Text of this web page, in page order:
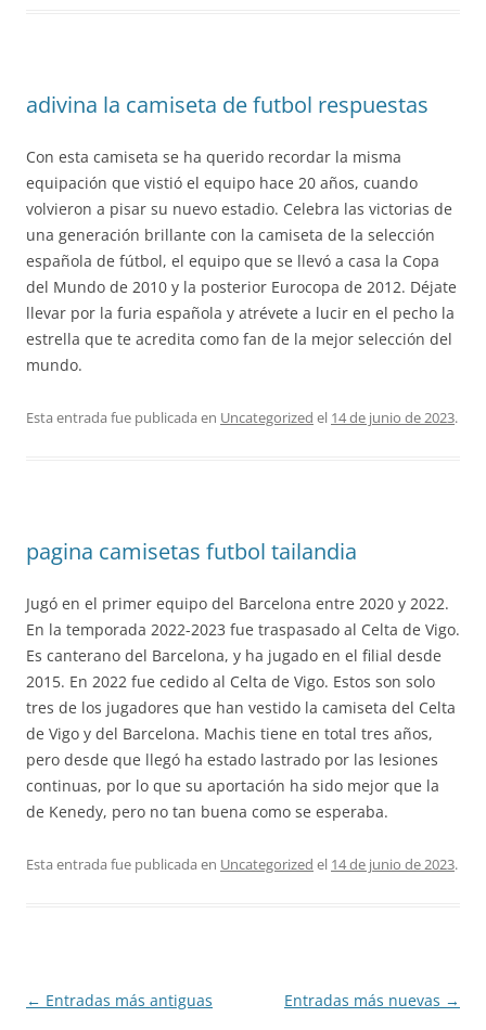
adivina la camiseta de futbol respuestas
Con esta camiseta se ha querido recordar la misma
equipación que vistió el equipo hace 20 años, cuando
volvieron a pisar su nuevo estadio. Celebra las victorias de
una generación brillante con la camiseta de la selección
española de fútbol, el equipo que se llevó a casa la Copa
del Mundo de 2010 y la posterior Eurocopa de 2012. Déjate
llevar por la furia española y atrévete a lucir en el pecho la
estrella que te acredita como fan de la mejor selección del
mundo.
Esta entrada fue publicada en Uncategorized el 14 de junio de 2023.
pagina camisetas futbol tailandia
Jugó en el primer equipo del Barcelona entre 2020 y 2022.
En la temporada 2022-2023 fue traspasado al Celta de Vigo.
Es canterano del Barcelona, y ha jugado en el filial desde
2015. En 2022 fue cedido al Celta de Vigo. Estos son solo
tres de los jugadores que han vestido la camiseta del Celta
de Vigo y del Barcelona. Machis tiene en total tres años,
pero desde que llegó ha estado lastrado por las lesiones
continuas, por lo que su aportación ha sido mejor que la
de Kenedy, pero no tan buena como se esperaba.
Esta entrada fue publicada en Uncategorized el 14 de junio de 2023.
Navegación
← Entradas más antiguas Entradas más nuevas →